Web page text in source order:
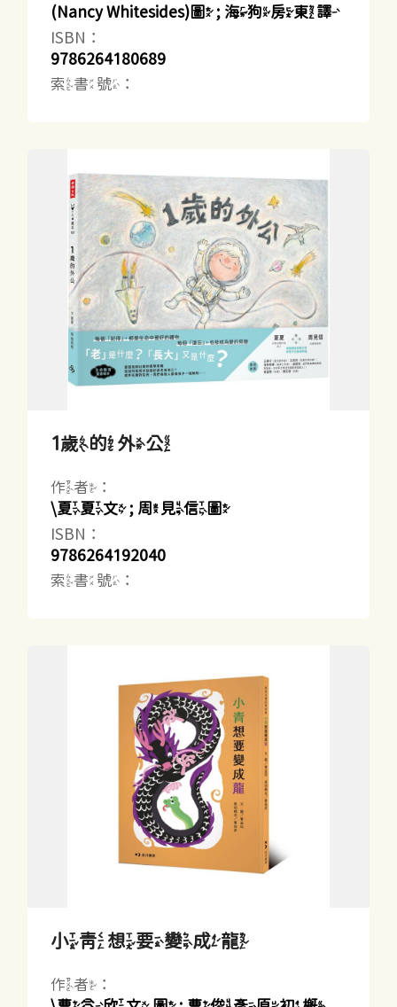
(Nancy Whitesides)圖 ; 海狗房東譯
ISBN：
9786264180689
索書號：
1歲的外公
作者：
\夏夏文 ; 周見信圖
ISBN：
9786264192040
索書號：
小青想要變成龍
作者：